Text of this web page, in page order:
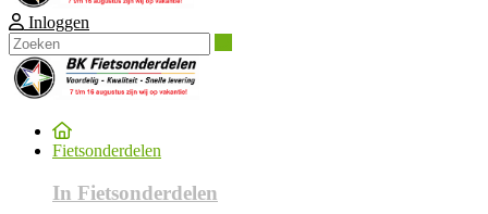
Inloggen
Fietsonderdelen
In Fietsonderdelen